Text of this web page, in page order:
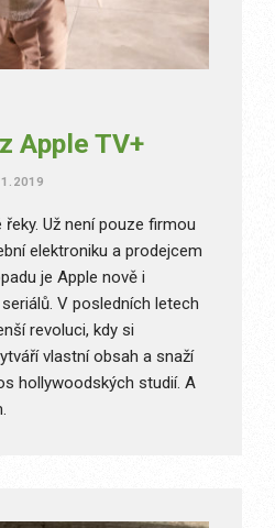
Apple TV+
Už není pouze firmou
elektroniku a prodejcem
je Apple nově i
V posledních letech
revoluci, kdy si
vlastní obsah a snaží
hollywoodských studií. A